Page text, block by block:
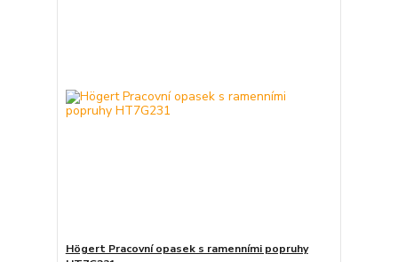
Högert Pracovní opasek s ramenními popruhy